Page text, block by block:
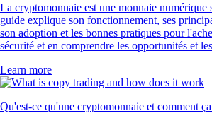
La cryptomonnaie est une monnaie numérique
guide explique son fonctionnement, ses
son adoption et les bonnes pratiques pour
sécurité et en comprendre les opportunités et
Learn more
Qu'est-ce qu'une cryptomonnaie et comment